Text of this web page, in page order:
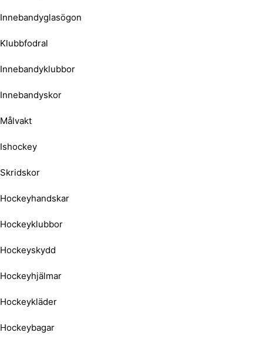
Innebandyglasögon
Klubbfodral
Innebandyklubbor
Innebandyskor
Målvakt
Ishockey
Skridskor
Hockeyhandskar
Hockeyklubbor
Hockeyskydd
Hockeyhjälmar
Hockeykläder
Hockeybagar